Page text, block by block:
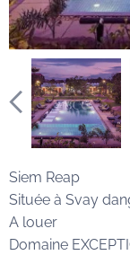
Siem Reap
Située à Svay
A louer
Domaine